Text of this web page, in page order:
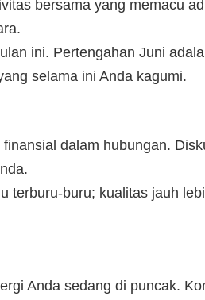
bersama yang memacu
ini. Pertengahan Juni
selama ini Anda kagumi.
dalam hubungan.
terburu-buru; kualitas jauh
Anda sedang di puncak.